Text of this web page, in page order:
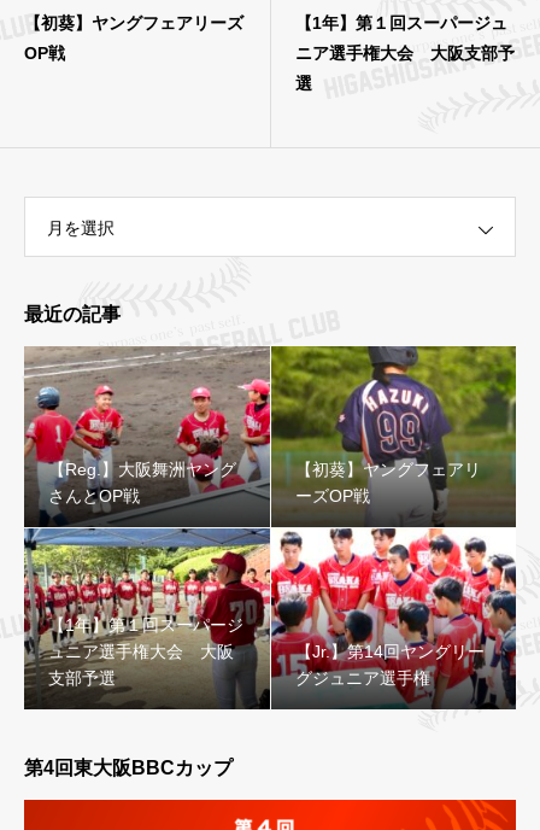
【初葵】ヤングフェアリーズ
OP戦
【1年】第１回スーパージュ
ニア選手権大会 大阪支部予
選
月を選択
最近の記事
【Reg.】大阪舞洲ヤング
さんとOP戦
【初葵】ヤングフェアリ
ーズOP戦
【1年】第１回スーパージ
ュニア選手権大会 大阪
支部予選
【Jr.】第14回ヤングリー
グジュニア選手権
第4回東大阪BBCカップ